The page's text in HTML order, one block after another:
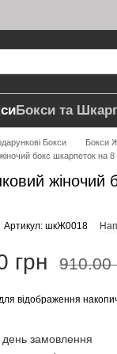
Бокси та
Бокси Бокси
бокс шкарпеток на
жіночий
Артикул: шкЖ0018
грн 910.00
для відображення
день замовлення